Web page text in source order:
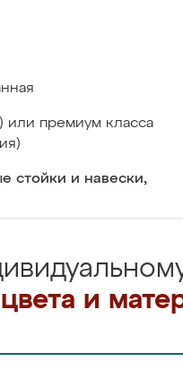
или премиум класса
стойки и навески,
и